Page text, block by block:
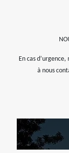
En cas
à nous